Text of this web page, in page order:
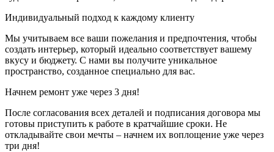
Индивидуальный подход к каждому клиенту
Мы учитываем все ваши пожелания и предпочтения, чтобы
создать интерьер, который идеально соответствует вашему
вкусу и бюджету. С нами вы получите уникальное
пространство, созданное специально для вас.
Начнем ремонт уже через 3 дня!
После согласования всех деталей и подписания договора мы
готовы приступить к работе в кратчайшие сроки. Не
откладывайте свои мечты – начнем их воплощение уже через
три дня!